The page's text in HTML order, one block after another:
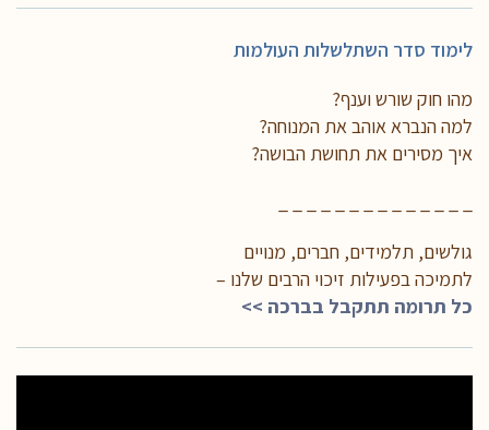
לימוד סדר השתלשלות העולמות
מהו חוק שורש וענף?
למה הנברא אוהב את המנוחה?
איך מסירים את תחושת הבושה?
גולשים, תלמידים, חברים, מנויים
לתמיכה בפעילות זיכוי הרבים שלנו –
כל תרומה תתקבל בברכה >>